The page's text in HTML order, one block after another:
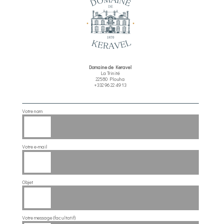
Domaine de Keravel
La Trinité
22580 Plouha
+332 96 22 49 13
Votre nom
Votre e-mail
Objet
Votre message (facultatif)